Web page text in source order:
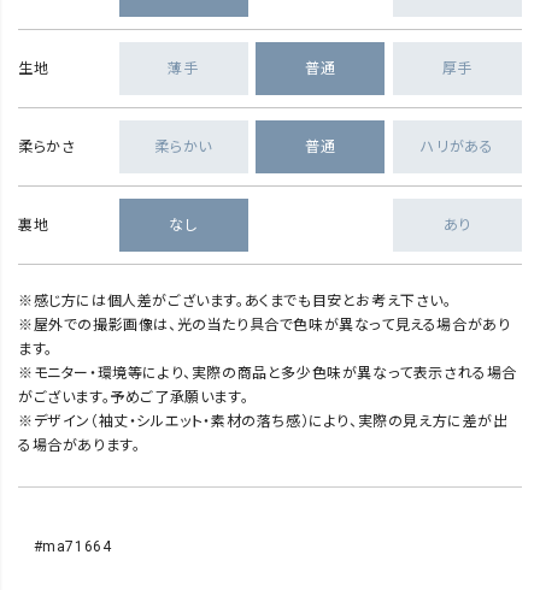
生地 薄手 普通 厚手
柔らかさ 柔らかい 普通 ハリがある
裏地 なし あり
※感じ方には個人差がございます。あくまでも目安とお考え下さい。
※屋外での撮影画像は、光の当たり具合で色味が異なって見える場合があり
ます。
※モニター・環境等により、実際の商品と多少色味が異なって表示される場合
がございます。予めご了承願います。
※デザイン（袖丈・シルエット・素材の落ち感）により、実際の見え方に差が出
る場合があります。
#ma71664